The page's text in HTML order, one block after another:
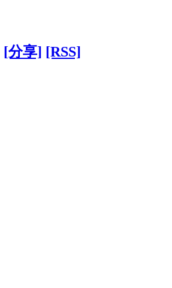
[分享] [RSS]